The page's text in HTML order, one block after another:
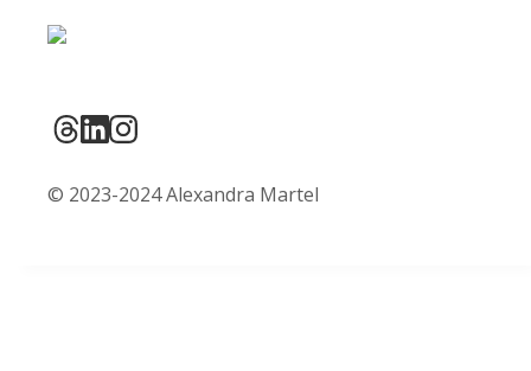
© 2023-2024 Alexandra Martel